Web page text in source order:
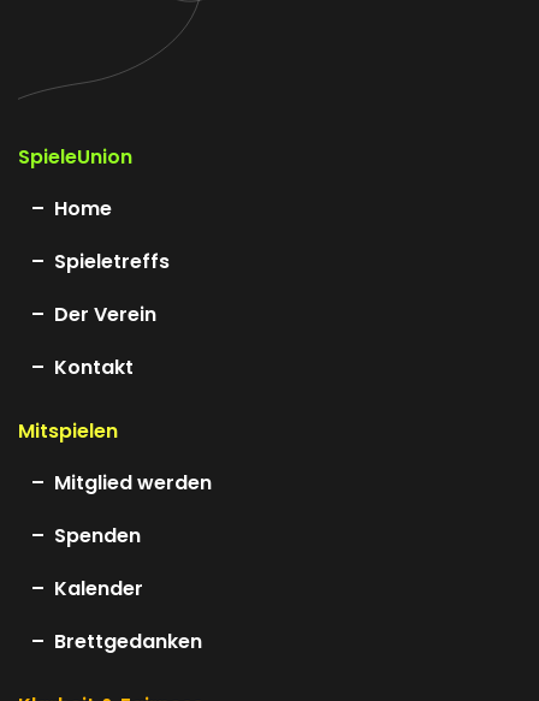
SpieleUnion
Home
Spieletreffs
Der Verein
Kontakt
Mitspielen
Mitglied werden
Spenden
Kalender
Brettgedanken